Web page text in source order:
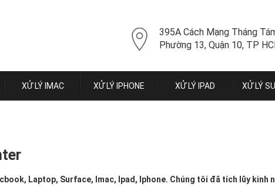
395A Cách Mạng Tháng
Phường 13, Quận 10, TP
XỬ LÝ IMAC XỬ LÝ IPHONE XỬ LÝ IPAD XỬ LÝ
Laptop, Surface, Imac, Ipad, Iphone. Chúng tôi đã tích lũy kinh